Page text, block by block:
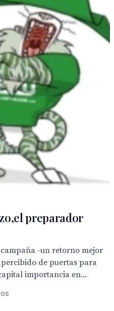
preparador
-un retorno mejor
de puertas para
importancia en...